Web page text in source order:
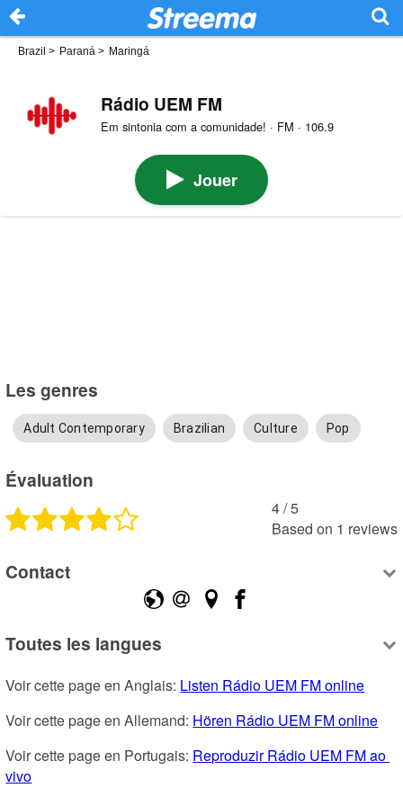
Brazil > Paraná > Maringá
Rádio UEM FM
Em sintonia com a comunidade! · FM · 106.9
Jouer
Les genres
Adult Contemporary Brazilian Culture Pop
Évaluation
4 /5
Based on 1 reviews
Contact
Toutes les langues
Voir cette page en Anglais: Listen Rádio UEM FM online
Voir cette page en Allemand: Hören Rádio UEM FM online
Voir cette page en Portugais: Reproduzir Rádio UEM FM ao
vivo